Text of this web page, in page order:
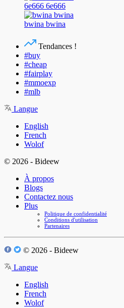
6e666 6e666
bwina bwina
Tendances !
#buy
#cheap
#fairplay
#mmoexp
#mlb
Langue
English
French
Wolof
© 2026 - Bideew
À propos
Blogs
Contactez nous
Plus
Politique de confidentialité
Conditions d'utilisation
Partenaires
© 2026 - Bideew
Langue
English
French
Wolof